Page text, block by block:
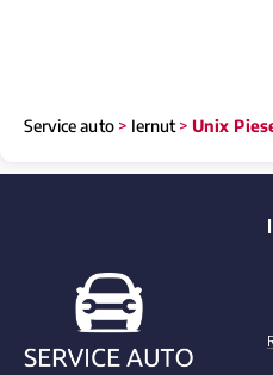
Service auto> Iernut>Unix